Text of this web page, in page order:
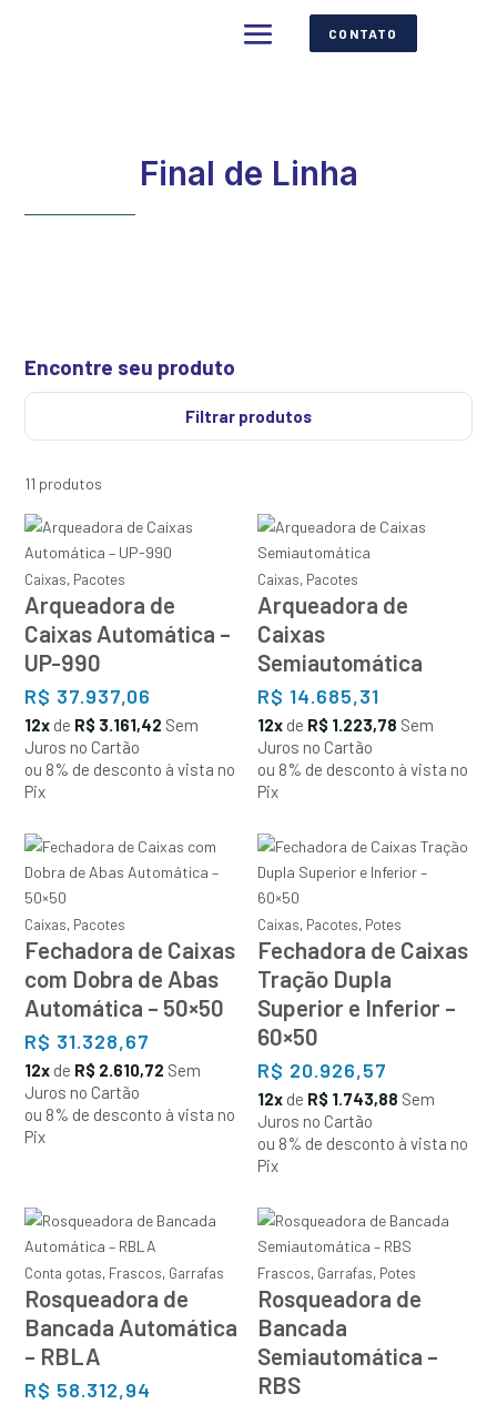
CONTATO
Final de Linha
Encontre seu produto
Filtrar produtos
11 produtos
Caixas, Pacotes
Arqueadora de
Caixas Automática –
UP-990
R$ 37.937,06
12x de R$ 3.161,42 Sem
Juros no Cartão
ou 8% de desconto à vista no
Pix
Caixas, Pacotes
Arqueadora de
Caixas
Semiautomática
R$ 14.685,31
12x de R$ 1.223,78 Sem
Juros no Cartão
ou 8% de desconto à vista no
Pix
Caixas, Pacotes
Fechadora de Caixas
com Dobra de Abas
Automática – 50×50
R$ 31.328,67
12x de R$ 2.610,72 Sem
Juros no Cartão
ou 8% de desconto à vista no
Pix
Caixas, Pacotes, Potes
Fechadora de Caixas
Tração Dupla
Superior e Inferior –
60×50
R$ 20.926,57
12x de R$ 1.743,88 Sem
Juros no Cartão
ou 8% de desconto à vista no
Pix
Conta gotas, Frascos, Garrafas
Rosqueadora de
Bancada Automática
– RBLA
R$ 58.312,94
Frascos, Garrafas, Potes
Rosqueadora de
Bancada
Semiautomática –
RBS